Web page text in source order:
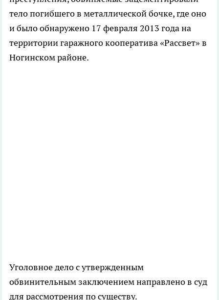
тело погибшего в металлической бочке, где оно
и было обнаружено 17 февраля 2013 года на
территории гаражного кооператива «Рассвет» в
Ногинском районе.
Уголовное дело с утвержденным
обвинительным заключением направлено в суд
для рассмотрения по существу.